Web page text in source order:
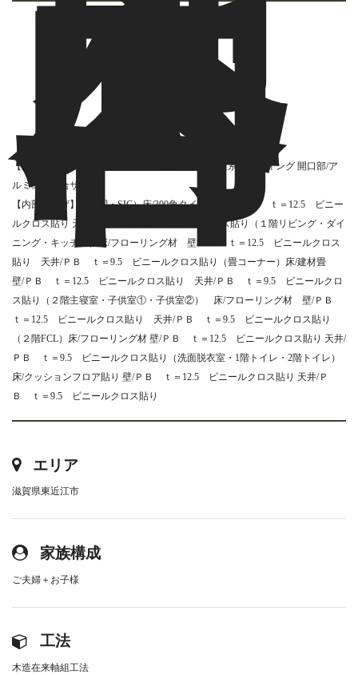
工
内
容
【外部仕上げ】屋根/ガルバリウム鋼板 外壁/窯業系サイディング 開口部/ア
ルミ樹脂複合サッシ
【内部仕上げ】（玄関・SIC）床/300角タイル貼り 壁/ＰＢ ｔ＝12.5 ビニー
ルクロス貼り 天井/ＰＢ ｔ＝9.5 ビニールクロス貼り（１階リビング・ダイ
ニング・キッチン）床/フローリング材 壁/ＰＢ ｔ＝12.5 ビニールクロス
貼り 天井/ＰＢ ｔ＝9.5 ビニールクロス貼り（畳コーナー）床/建材畳
壁/ＰＢ ｔ＝12.5 ビニールクロス貼り 天井/ＰＢ ｔ＝9.5 ビニールクロ
ス貼り（２階主寝室・子供室①・子供室②） 床/フローリング材 壁/ＰＢ
ｔ＝12.5 ビニールクロス貼り 天井/ＰＢ ｔ＝9.5 ビニールクロス貼り
（２階FCL）床/フローリング材 壁/ＰＢ ｔ＝12.5 ビニールクロス貼り 天井/
ＰＢ ｔ＝9.5 ビニールクロス貼り（洗面脱衣室・1階トイレ・2階トイレ）
床/クッションフロア貼り 壁/ＰＢ ｔ＝12.5 ビニールクロス貼り 天井/Ｐ
Ｂ ｔ＝9.5 ビニールクロス貼り
エリア
滋賀県東近江市
家族構成
ご夫婦＋お子様
工法
木造在来軸組工法